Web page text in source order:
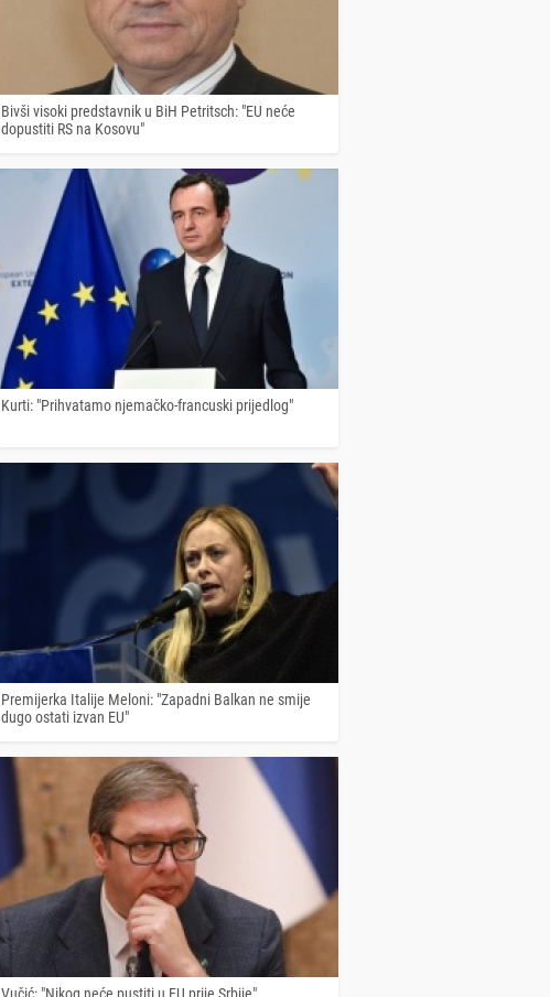
Bivši visoki predstavnik u BiH Petritsch: "EU neće
dopustiti RS na Kosovu"
Kurti: "Prihvatamo njemačko-francuski prijedlog"
Premijerka Italije Meloni: "Zapadni Balkan ne smije
dugo ostati izvan EU"
Vučić: "Nikog neće pustiti u EU prije Srbije"